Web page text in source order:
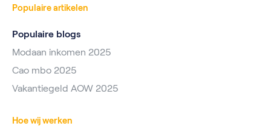
Populaire artikelen
Populaire blogs
Modaan inkomen 2025
Cao mbo 2025
Vakantiegeld AOW 2025
Hoe wij werken